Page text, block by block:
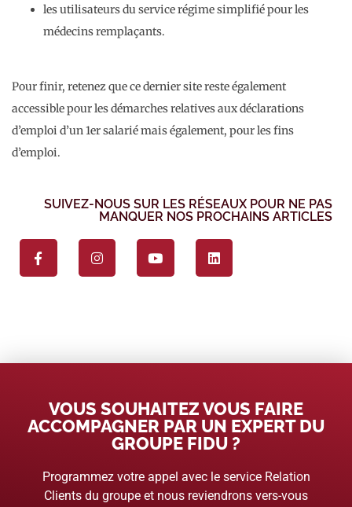
les utilisateurs du service régime simplifié pour les
médecins remplaçants.
Pour finir, retenez que ce dernier site reste également
accessible pour les démarches relatives aux déclarations
d’emploi d’un 1er salarié mais également, pour les fins
d’emploi.
SUIVEZ-NOUS SUR LES RÉSEAUX POUR NE PAS
MANQUER NOS PROCHAINS ARTICLES
VOUS SOUHAITEZ VOUS FAIRE
ACCOMPAGNER PAR UN EXPERT DU
GROUPE FIDU ?
Programmez votre appel avec le service Relation
Clients du groupe et nous reviendrons vers-vous